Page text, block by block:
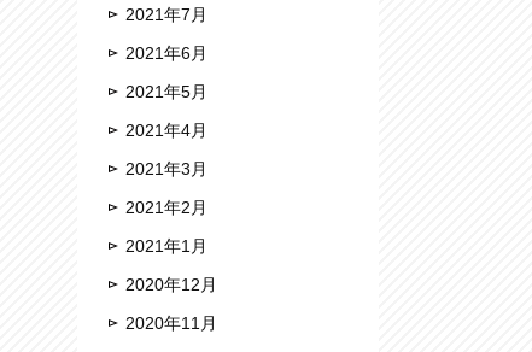
2021年7月
2021年6月
2021年5月
2021年4月
2021年3月
2021年2月
2021年1月
2020年12月
2020年11月